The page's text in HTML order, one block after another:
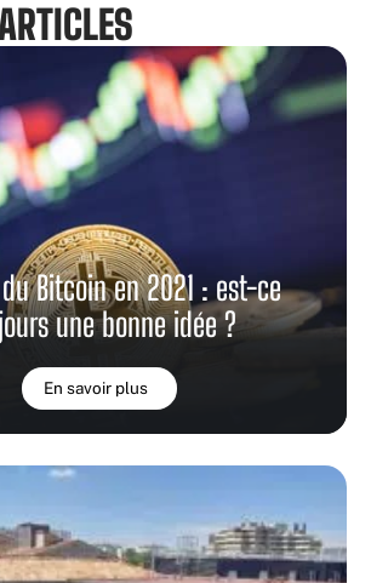
Bitcoin en 2021 : est-ce
une bonne idée ?
En savoir plus